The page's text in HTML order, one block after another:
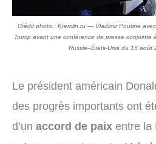
Crédit photo : Kremlin.ru — Vladimir Poutine
Trump avant une conférence de presse conjointe
Russie–États-Unis du 15 août
Le président américain
des progrès importants ont
d’un accord de paix entre la